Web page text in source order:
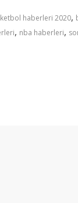
haberleri 2020,
, nba haberleri,